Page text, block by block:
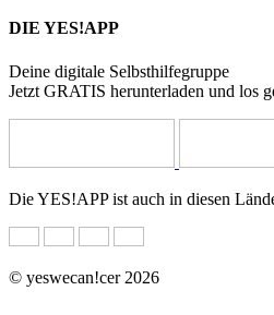
DIE YES!APP
Deine digitale Selbsthilfegruppe
Jetzt GRATIS herunterladen und los
Die YES!APP ist auch in diesen
© yeswecan!cer 2026